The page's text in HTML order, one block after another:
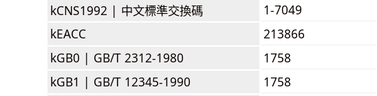
kCNS1992 | 中文標準交換碼
1-7049
kEACC
213866
kGB0 | GB/T 2312-1980
1758
kGB1 | GB/T 12345-1990
1758